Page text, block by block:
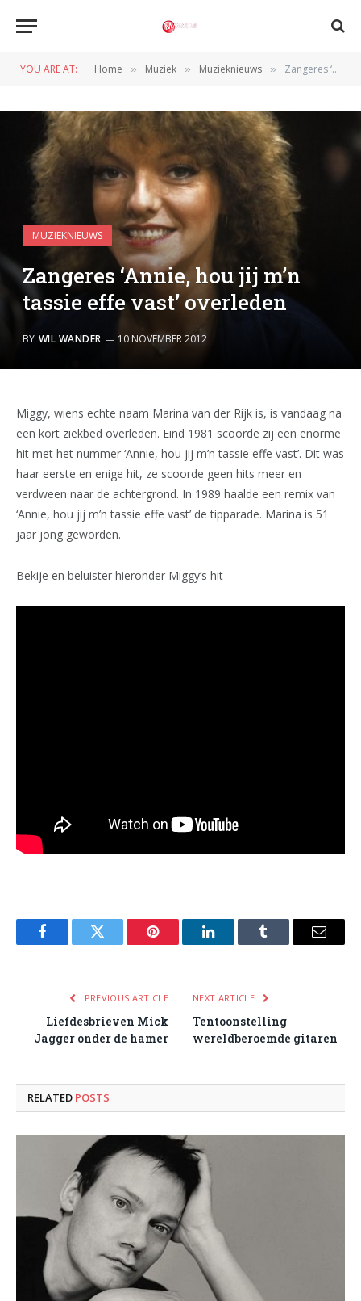
YOU ARE AT: Home » Muziek » Muzieknieuws » Zangeres ‘Annie, hou jij m’n tassie effe vast’ overleden
MUZIEKNIEUWS
Zangeres ‘Annie, hou jij m’n
tassie effe vast’ overleden
BY WIL WANDER 10 NOVEMBER 2012
Miggy, wiens echte naam Marina van der Rijk is, is vandaag na
een kort ziekbed overleden. Eind 1981 scoorde zij een enorme
hit met het nummer ‘Annie, hou jij m’n tassie effe vast’. Dit was
haar eerste en enige hit, ze scoorde geen hits meer en
verdween naar de achtergrond. In 1989 haalde een remix van
‘Annie, hou jij m’n tassie effe vast’ de tipparade. Marina is 51
jaar jong geworden.
Bekije en beluister hieronder Miggy’s hit
FacebookTwitter Pinterest LinkedInTumblr Email
PREVIOUS ARTICLE
Liefdesbrieven Mick
Jagger onder de hamer
NEXT ARTICLE
Tentoonstelling
wereldberoemde gitaren
RELATED POSTS